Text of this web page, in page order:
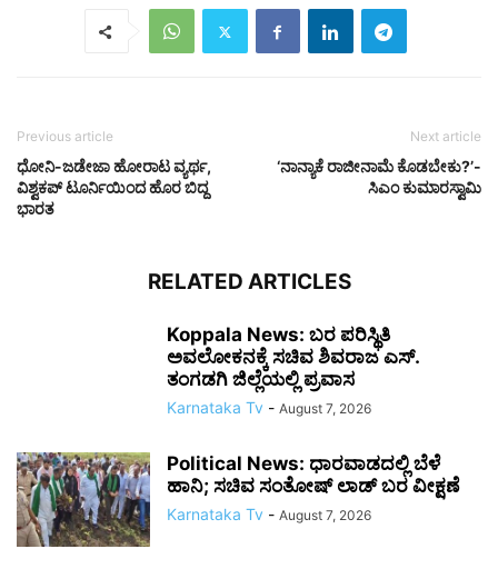
Previous article
ಧೋನಿ-ಜಡೇಜಾ ಹೋರಾಟ ವ್ಯರ್ಥ,
ವಿಶ್ವಕಪ್ ಟೂರ್ನಿಯಿಂದ ಹೊರ ಬಿದ್ದ
ಭಾರತ
Next article
‘ನಾನ್ಯಾಕೆ ರಾಜೀನಾಮೆ ಕೊಡಬೇಕು?’-
ಸಿಎಂ ಕುಮಾರಸ್ವಾಮಿ
RELATED ARTICLES
Koppala News: ಬರ ಪರಿಸ್ಥಿತಿ
ಅವಲೋಕನಕ್ಕೆ ಸಚಿವ ಶಿವರಾಜ ಎಸ್.
ತಂಗಡಗಿ ಜಿಲ್ಲೆಯಲ್ಲಿ ಪ್ರವಾಸ
Karnataka Tv - August 7, 2026
Political News: ಧಾರವಾಡದಲ್ಲಿ ಬೆಳೆ
ಹಾನಿ; ಸಚಿವ ಸಂತೋಷ್ ಲಾಡ್ ಬರ ವೀಕ್ಷಣೆ
Karnataka Tv - August 7, 2026